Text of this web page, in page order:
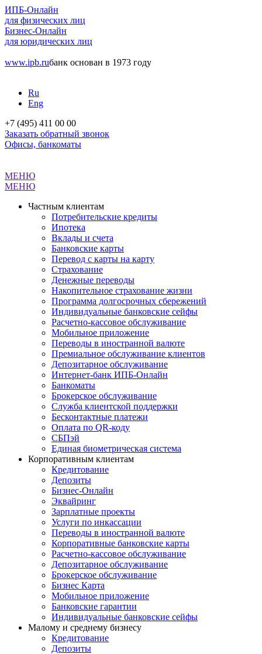
ИПБ-Онлайн
для физических лиц
Бизнес-Онлайн
для юридических лиц
www.ipb.ruбанк основан в 1973 году
Ru
Eng
+7 (495) 411 00 00
Заказать обратный звонок
Офисы, банкоматы
МЕНЮ
МЕНЮ
Частным клиентам
Потребительские кредиты
Ипотека
Вклады и счета
Банковские карты
Перевод с карты на карту
Страхование
Денежные переводы
Накопительное страхование жизни
Программа долгосрочных сбережений
Индивидуальные банковские сейфы
Расчетно-кассовое обслуживание
Мобильное приложение
Переводы в иностранной валюте
Премиальное обслуживание клиентов
Депозитарное обслуживание
Интернет-банк ИПБ-Онлайн
Банкоматы
Брокерское обслуживание
Служба клиентской поддержки
Бесконтактные платежи
Оплата по QR-коду
СБПэй
Единая биометрическая система
Корпоративным клиентам
Кредитование
Депозиты
Бизнес-Онлайн
Эквайринг
Зарплатные проекты
Услуги по инкассации
Переводы в иностранной валюте
Корпоративные банковские карты
Расчетно-кассовое обслуживание
Депозитарное обслуживание
Брокерское обслуживание
Бизнес Карта
Мобильное приложение
Банковские гарантии
Индивидуальные банковские сейфы
Малому и среднему бизнесу
Кредитование
Депозиты